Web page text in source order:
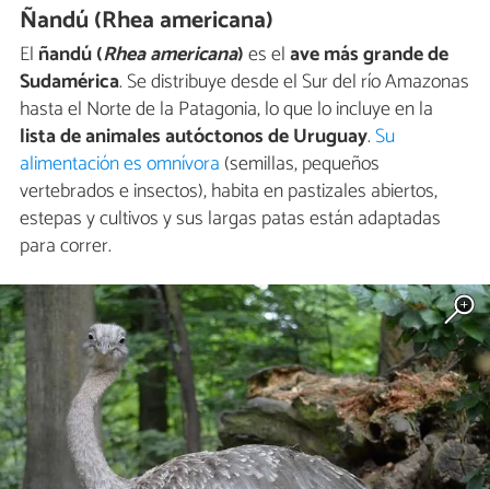
Ñandú (Rhea americana)
El ñandú (Rhea americana)es elave más grande de
Sudamérica. Se distribuye desde el Sur del río Amazonas
hasta el Norte de la Patagonia, lo que lo incluye en la
lista de animales autóctonos de Uruguay.Su
alimentación es omnívora (semillas, pequeños
vertebrados e insectos), habita en pastizales abiertos,
estepas y cultivos y sus largas patas están adaptadas
para correr.